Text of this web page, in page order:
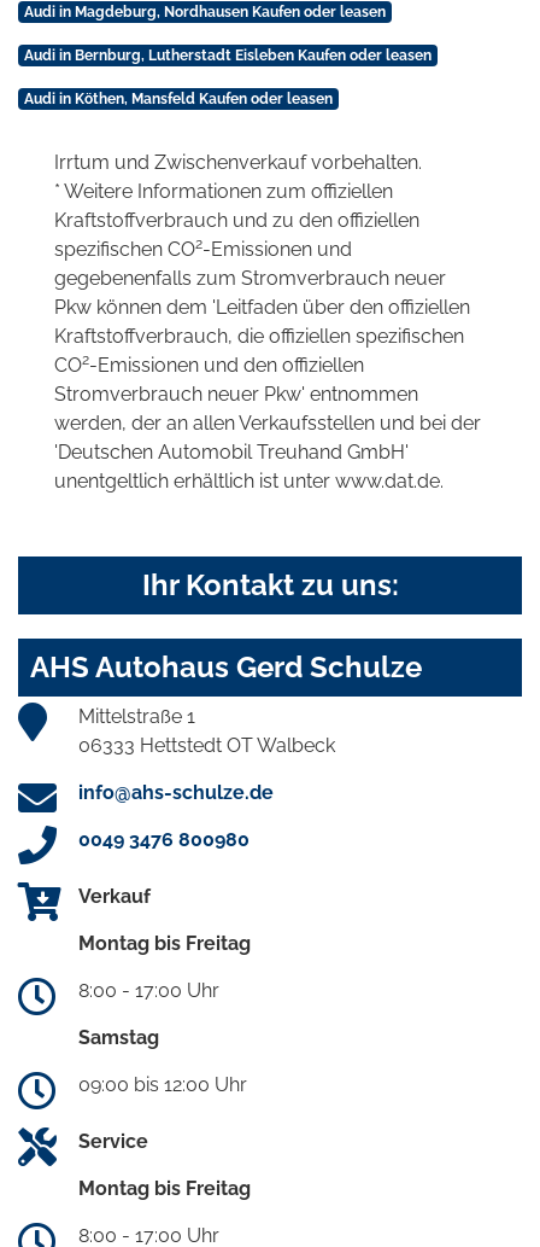
Audi in Magdeburg, Nordhausen Kaufen oder leasen
Audi in Bernburg, Lutherstadt Eisleben Kaufen oder leasen
Audi in Köthen, Mansfeld Kaufen oder leasen
Irrtum und Zwischenverkauf vorbehalten.
* Weitere Informationen zum offiziellen
Kraftstoffverbrauch und zu den offiziellen
spezifischen CO2-Emissionen und
gegebenenfalls zum Stromverbrauch neuer
Pkw können dem 'Leitfaden über den offiziellen
Kraftstoffverbrauch, die offiziellen spezifischen
CO2-Emissionen und den offiziellen
Stromverbrauch neuer Pkw' entnommen
werden, der an allen Verkaufsstellen und bei der
'Deutschen Automobil Treuhand GmbH'
unentgeltlich erhältlich ist unter www.dat.de.
Ihr Kontakt zu uns:
AHS Autohaus Gerd Schulze
Mittelstraße 1
06333 Hettstedt OT Walbeck
info@ahs-schulze.de
0049 3476 800980
Verkauf
Montag bis Freitag
8:00 - 17:00 Uhr
Samstag
09:00 bis 12:00 Uhr
Service
Montag bis Freitag
8:00 - 17:00 Uhr